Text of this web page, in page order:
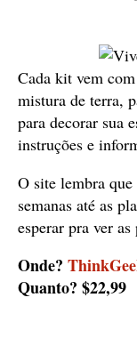
Cada kit vem
mistura de terra,
para decorar sua
instruções e
O site lembra
semanas até as
esperar pra ver
Onde?
Quanto? $22,99